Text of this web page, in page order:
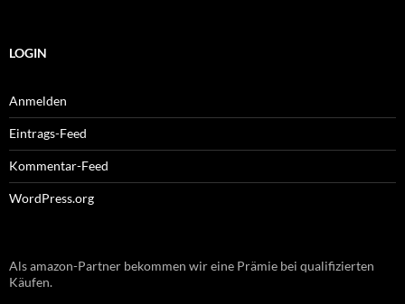
LOGIN
Anmelden
Eintrags-Feed
Kommentar-Feed
WordPress.org
Als amazon-Partner bekommen wir eine Prämie bei qualifizierten
Käufen.